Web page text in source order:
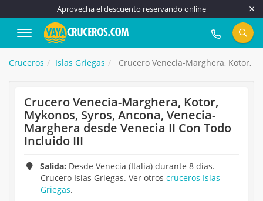
Aprovecha el descuento reservando online
917 815 555
Cruceros Islas Griegas Crucero Venecia-Marghera, Kotor,
Crucero Venecia-Marghera, Kotor,
Mykonos, Syros, Ancona, Venecia-
Marghera desde Venecia II Con Todo
Incluido III
Salida: Desde Venecia (Italia) durante 8 días.
Crucero Islas Griegas. Ver otros cruceros Islas
Griegas.